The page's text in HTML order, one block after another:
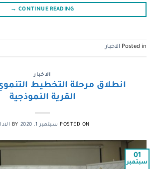
CONTINUE READING
→
Posted in الاخبار
الاخبار
انطلاق مرحلة التخطيط
القرية النموذجية
POSTED ON سبتمبر 1, 2020
01
سبتمبر